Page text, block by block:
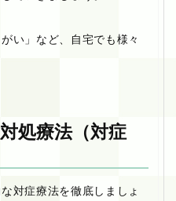
い」など、自宅でも様々
処療法（対症
対症療法を徹底しましょ